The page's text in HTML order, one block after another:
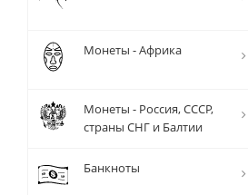
Монеты - Африка
Монеты - Россия, СССР,
страны СНГ и Балтии
Банкноты